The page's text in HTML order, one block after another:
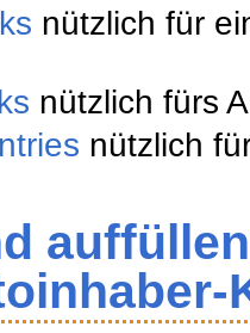
nützlich für
nützlich fürs
nützlich